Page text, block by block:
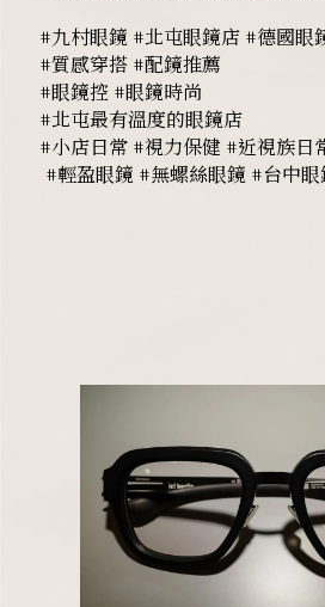
#九村眼鏡 #北屯眼鏡店 #德國眼
#質感穿搭 #配鏡推薦
#眼鏡控 #眼鏡時尚
#北屯最有溫度的眼鏡店
#小店日常 #視力保健 #近視族日
#輕盈眼鏡 #無螺絲眼鏡 #台中